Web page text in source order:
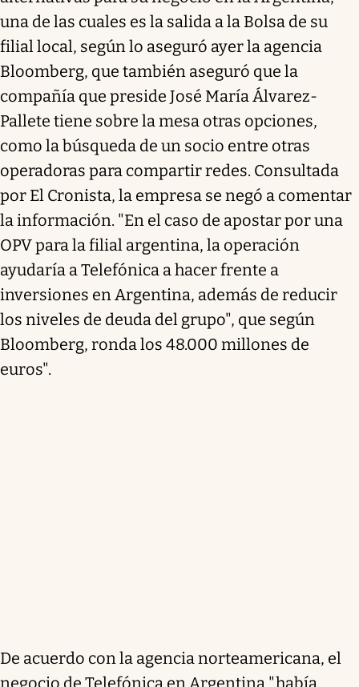
una de las cuales es la salida a la Bolsa de su
filial local, según lo aseguró ayer la agencia
Bloomberg, que también aseguró que la
compañía que preside José María Álvarez-
Pallete tiene sobre la mesa otras opciones,
como la búsqueda de un socio entre otras
operadoras para compartir redes. Consultada
por El Cronista, la empresa se negó a comentar
la información. "En el caso de apostar por una
OPV para la filial argentina, la operación
ayudaría a Telefónica a hacer frente a
inversiones en Argentina, además de reducir
los niveles de deuda del grupo", que según
Bloomberg, ronda los 48.000 millones de
euros".
De acuerdo con la agencia norteamericana, el
negocio de Telefónica en Argentina "había